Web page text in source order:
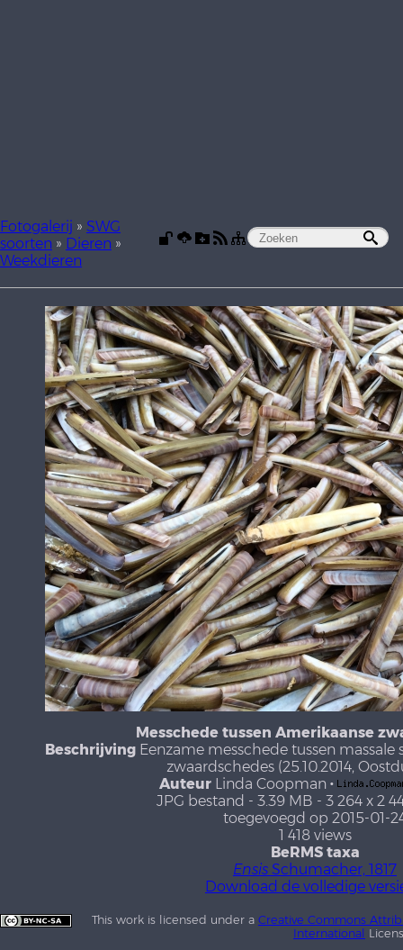
Fotogalerij » SWG
soorten » Dieren »
Weekdieren
Messchede tussen Amerikaanse
Beschrijving Eenzame messchede tussen
zwaardschedes (25.10.2014,
Auteur Linda Coopman ·
JPG bestand - 3.39 MB - 3 264 x 2
toegevoegd op 2015-01-
1 418 views
BeRMS taxa
Ensis Schumacher, 1817
Download de volledige
This work is licensed under a Creative Commons
International